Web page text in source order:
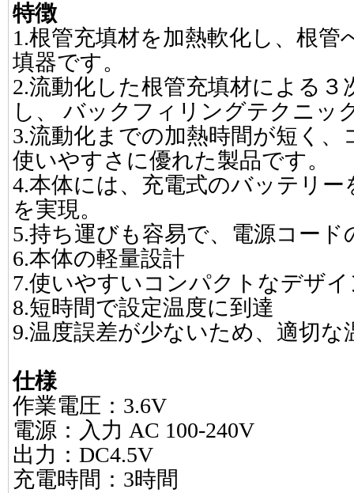
特徴
1.根管充填材を加熱軟化し、根管
填器です。
2.流動化した根管充填材による
し、 バックフィリングテクニッ
3.流動化までの加熱時間が短く
使いやすさに優れた製品です。
4.本体には、充電式のバッテリ
を実現。
5.持ち運びも容易で、電源コー
6.本体の軽量設計
7.使いやすいコンパクトなデザ
8.短時間で設定温度に到達
9.温度誤差が少ないため、適切な
仕様
作業電圧：3.6V
電源：入力 AC 100-240V
出力：DC4.5V
充電時間：3時間